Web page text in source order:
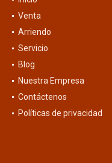
Venta
Arriendo
Servicio
Blog
Nuestra Empresa
Contáctenos
Políticas de privacidad